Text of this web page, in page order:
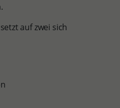
auf zwei sich